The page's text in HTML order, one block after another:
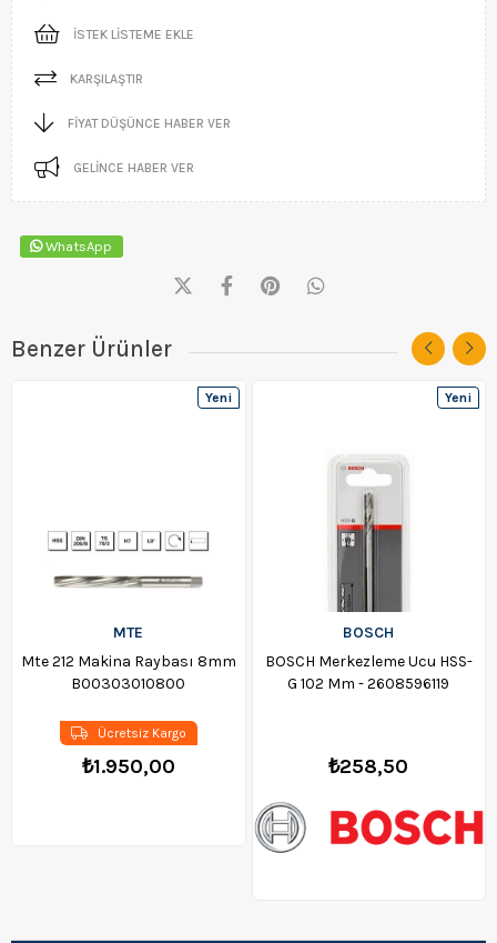
İSTEK LISTEME EKLE
KARŞILAŞTIR
FIYAT DÜŞÜNCE HABER VER
GELINCE HABER VER
WhatsApp
Benzer Ürünler
MTE
Mte 212 Makina Raybası 8mm
B00303010800
₺1.950,00
Ücretsiz Kargo
Yeni
BOSCH
BOSCH Merkezleme Ucu HSS-
G 102 Mm - 2608596119
₺258,50
Yeni